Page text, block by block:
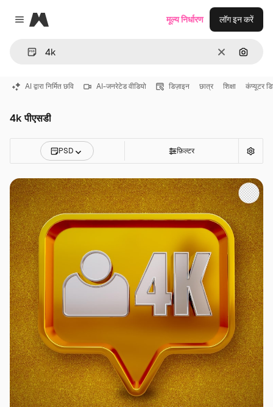
Close menu
Magnific
साफ़ इमेज से
मूल्य निर्धारण लॉग इन करें
AI द्वारा निर्मित छवि AI-जनरेटेड वीडियो डिज़ाइन छात्र शिक्षा कंप्यूटर
4k पीएसडी
PSD फ़िल्टर